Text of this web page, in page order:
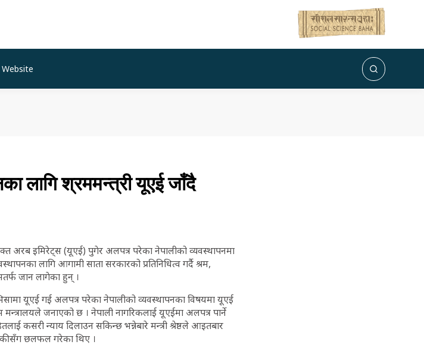
लागि श्रममन्त्री यूएई जाँदै
अरब इमिरेट्स (यूएई) पुगेर अलपत्र परेका नेपालीको व्यवस्थापनमा
लागि आगामी साता सरकारको प्रतिनिधित्व गर्दै श्रम,
जान लागेका हुन् ।
यूएई गई अलपत्र परेका नेपालीको व्यवस्थापनका विषयमा यूएई
जनाएको छ । नेपाली नागरिकलाई यूएईमा अलपत्र पार्ने
कसरी न्याय दिलाउन सकिन्छ भन्नेबारे मन्त्री श्रेष्ठले आइतबार
छलफल गरेका थिए ।